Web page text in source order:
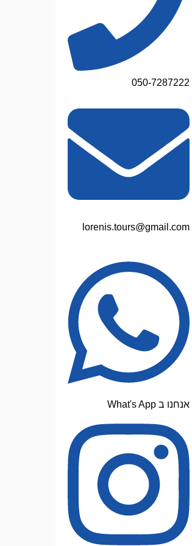
050-7287222
lorenis.tours@gmail.com
אנחנו ב What's App